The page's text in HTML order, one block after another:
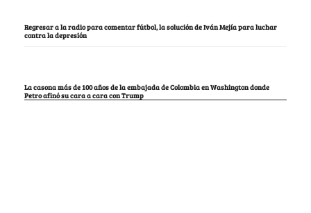
Regresar a la radio para comentar fútbol, la solución de Iván Mejía para luchar
contra la depresión
La casona más de 100 años de la embajada de Colombia en Washington donde
Petro afinó su cara a cara con Trump